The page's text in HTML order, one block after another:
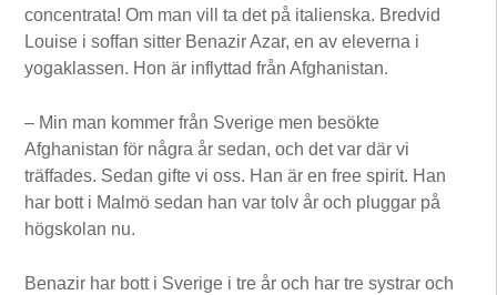
concentrata! Om man vill ta det på italienska. Bredvid
Louise i soffan sitter Benazir Azar, en av eleverna i
yogaklassen. Hon är inflyttad från Afghanistan.
– Min man kommer från Sverige men besökte
Afghanistan för några år sedan, och det var där vi
träffades. Sedan gifte vi oss. Han är en free spirit. Han
har bott i Malmö sedan han var tolv år och pluggar på
högskolan nu.
Benazir har bott i Sverige i tre år och har tre systrar och